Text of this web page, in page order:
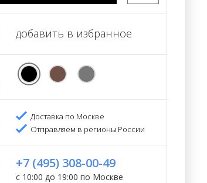
добавить в избранное
Доставка по Москве
Отправляем в регионы России
+7 (495) 308-00-49
с 10:00 до 19:00 по Москве